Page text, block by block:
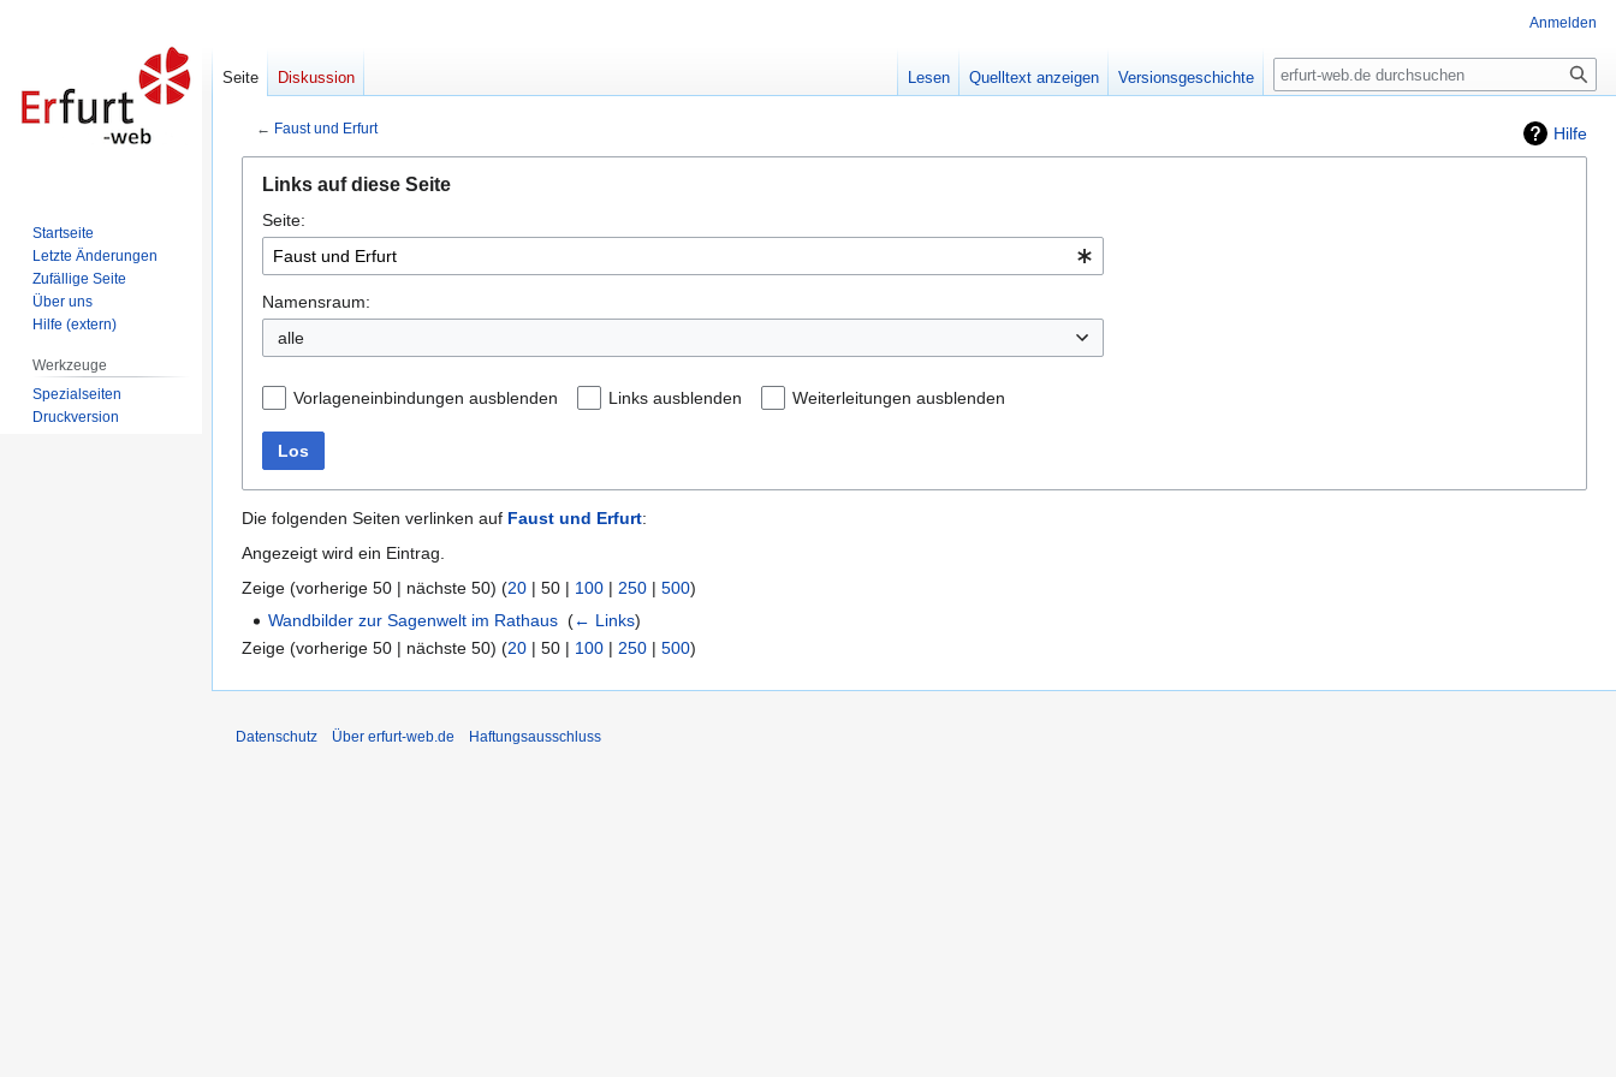
Hilfe
← Faust und Erfurt
Navigation
springen
Suche
springen
Links auf diese Seite
Seite:
Namensraum:
alle
Vorlageneinbindungen ausblenden Links ausblenden Weiterleitungen ausblenden
Los
Die folgenden Seiten verlinken auf Faust und Erfurt:
Angezeigt wird ein Eintrag.
Zeige (vorherige 50 | nächste 50) (20 | 50 | 100 | 250 | 500)
Wandbilder zur Sagenwelt im Rathaus ‎(← Links)
Zeige (vorherige 50 | nächste 50) (20 | 50 | 100 | 250 | 500)
Anmelden
Seite Diskussion Lesen Quelltext anzeigen Versionsgeschichte Suche
Startseite
Letzte Änderungen
Zufällige Seite
Über uns
Hilfe (extern)
Werkzeuge
Spezialseiten
Druckversion
Datenschutz Über erfurt-web.de Haftungsausschluss